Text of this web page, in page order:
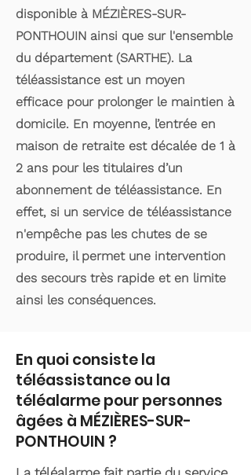
disponible à MÉZIÈRES-SUR-
PONTHOUIN ainsi que sur l'ensemble
du département (SARTHE). La
téléassistance est un moyen
efficace pour prolonger le maintien à
domicile. En moyenne, l’entrée en
maison de retraite est décalée de 1 à
2 ans pour les titulaires d’un
abonnement de téléassistance. En
effet, si un service de téléassistance
n'empêche pas les chutes de se
produire, il permet une intervention
des secours très rapide et en limite
ainsi les conséquences.
En quoi consiste la
téléassistance ou la
téléalarme pour personnes
âgées à MÉZIÈRES-SUR-
PONTHOUIN ?